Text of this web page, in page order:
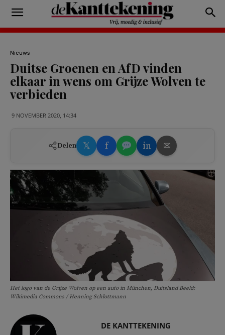
Nieuws
Duitse Groenen en AfD vinden
elkaar in wens om Grijze Wolven te
verbieden
9 NOVEMBER 2020, 14:34
Delen 𝕏 f in ✉
Het logo van de Grijze Wolven op een auto in München, Duitsland Beeld:
Wikimedia Commons / Henning Schlottmann
DE KANTTEKENING